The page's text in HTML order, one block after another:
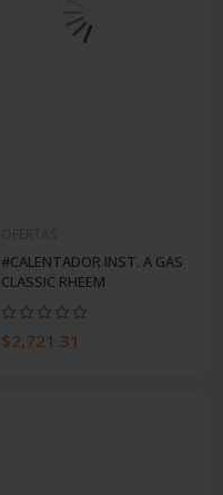
#CALENTADOR INST. A GAS
CLASSIC RHEEM
$2,721.31